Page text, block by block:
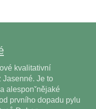
kvalitativní
Jasenné. Je to
alesponˇnějaké
prvního dopadu pylu